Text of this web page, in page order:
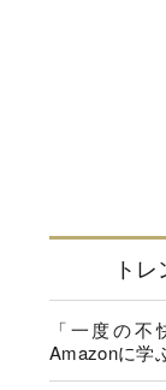
ト
「一度の
Amazonに学